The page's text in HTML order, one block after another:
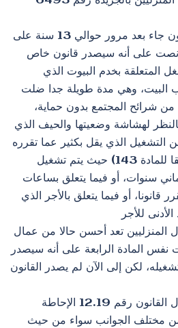
وتجدر الإشارة أن هذا القانون جاء بعد مرور حوالي 13 سنة على
نصت على أنه سيصدر قانون خاص
المتعلقة بخدم البيوت الذي
البيت، وهي مدة طويلة جدا ضلت
من شرائح المجتمع بدون حماية،
لهشاشة وضعيتها والحيف الذي
التشغيل الذي يقل بكثير عما تقرره
مدونة الشغل (15 سنة طبقا للمادة 143) حيث يتم تشغيل
سنوات، أو فيما يتعلق بساعات
قانونا، أو فيما يتعلق بالأجر الذي
المنزليين تعد أحسن حالا من عمال
نفس المادة الرابعة على أنه سيصدر
لكن إلى الآن لم يصدر القانون
وقد حاول المشرع من خلال القانون رقم 12.19 الإحاطة
من مختلف الجوانب سواء من حيث